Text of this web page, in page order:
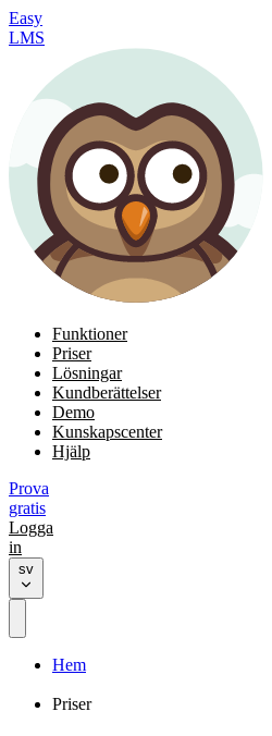
Easy
LMS
Funktioner
Priser
Lösningar
Kundberättelser
Demo
Kunskapscenter
Hjälp
Prova
gratis
Logga
in
sv
Hem
Priser